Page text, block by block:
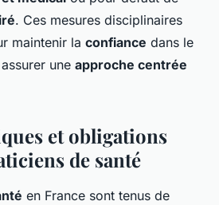
. Ces mesures disciplinaires
maintenir la confiance dans le
une approche centrée
et obligations
de santé
en France sont tenus de